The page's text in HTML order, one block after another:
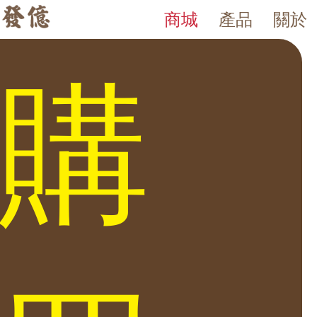
發億金庫｜台灣 40 年保險箱專賣店・防火防盜金庫・床頭櫃保
發億金庫（仁浦科技）自 1984 年創立，為台灣擁有 40 多年經
關於
產品
商城
HT2047 系列 保險箱
HT-2047 抽屜式家用保險櫃 符合人體工學使用方式 存物取物更方便 安